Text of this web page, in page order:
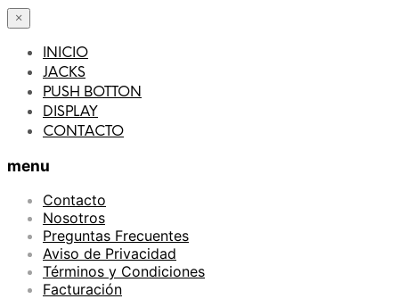
×
INICIO
JACKS
PUSH BOTTON
DISPLAY
CONTACTO
menu
Contacto
Nosotros
Preguntas Frecuentes
Aviso de Privacidad
Términos y Condiciones
Facturación